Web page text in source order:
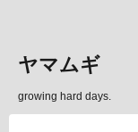
ヤマムギ
growing hard days.